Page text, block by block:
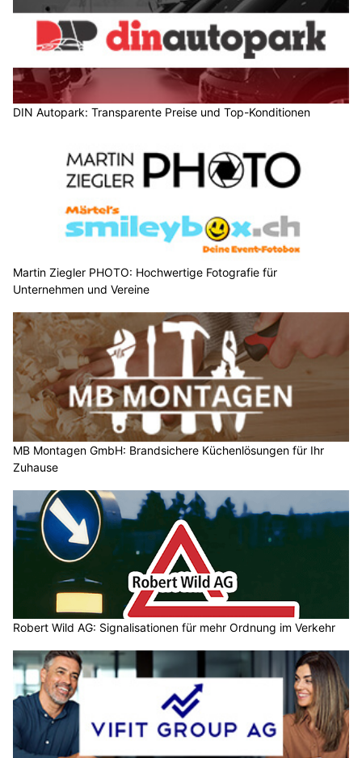
DIN Autopark: Transparente Preise und Top-Konditionen
Martin Ziegler PHOTO: Hochwertige Fotografie für
Unternehmen und Vereine
MB Montagen GmbH: Brandsichere Küchenlösungen für Ihr
Zuhause
Robert Wild AG: Signalisationen für mehr Ordnung im Verkehr